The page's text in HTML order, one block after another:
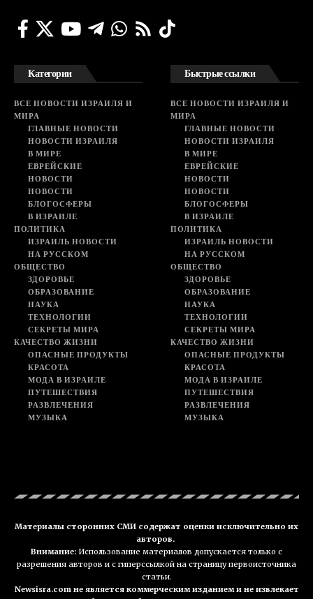
Категории
ВСЕ НОВОСТИ ИЗРАИЛЯ И
МИРА
ГЛАВНЫЕ НОВОСТИ
НОВОСТИ ИЗРАИЛЯ
В МИРЕ
ЕВРЕЙСКИЕ
НОВОСТИ
НОВОСТИ
БЛОГОСФЕРЫ
В ИЗРАИЛЕ
ПОЛИТИКА
ИЗРАИЛЬ НОВОСТИ
НА РУССКОМ
ОБЩЕСТВО
ЗДОРОВЬЕ
ОБРАЗОВАНИЕ
НАУКА
ТЕХНОЛОГИИ
СЕКРЕТЫ МИРА
КАЧЕСТВО ЖИЗНИ
ОПАСНЫЕ ПРОДУКТЫ
КРАСОТА
МОДА В ИЗРАИЛЕ
ПУТЕШЕСТВИЯ
РАЗВЛЕЧЕНИЯ
МУЗЫКА
Быстрые ссылки
ВСЕ НОВОСТИ ИЗРАИЛЯ И
МИРА
ГЛАВНЫЕ НОВОСТИ
НОВОСТИ ИЗРАИЛЯ
В МИРЕ
ЕВРЕЙСКИЕ
НОВОСТИ
НОВОСТИ
БЛОГОСФЕРЫ
В ИЗРАИЛЕ
ПОЛИТИКА
ИЗРАИЛЬ НОВОСТИ
НА РУССКОМ
ОБЩЕСТВО
ЗДОРОВЬЕ
ОБРАЗОВАНИЕ
НАУКА
ТЕХНОЛОГИИ
СЕКРЕТЫ МИРА
КАЧЕСТВО ЖИЗНИ
ОПАСНЫЕ ПРОДУКТЫ
КРАСОТА
МОДА В ИЗРАИЛЕ
ПУТЕШЕСТВИЯ
РАЗВЛЕЧЕНИЯ
МУЗЫКА
Материалы сторонних СМИ содержат оценки исключительно их
авторов.
Внимание: Использование материалов допускается только с
разрешения авторов и с гиперссылкой на страницу первоисточника
статьи.
Newsisra.com не является коммерческим изданием и не извлекает